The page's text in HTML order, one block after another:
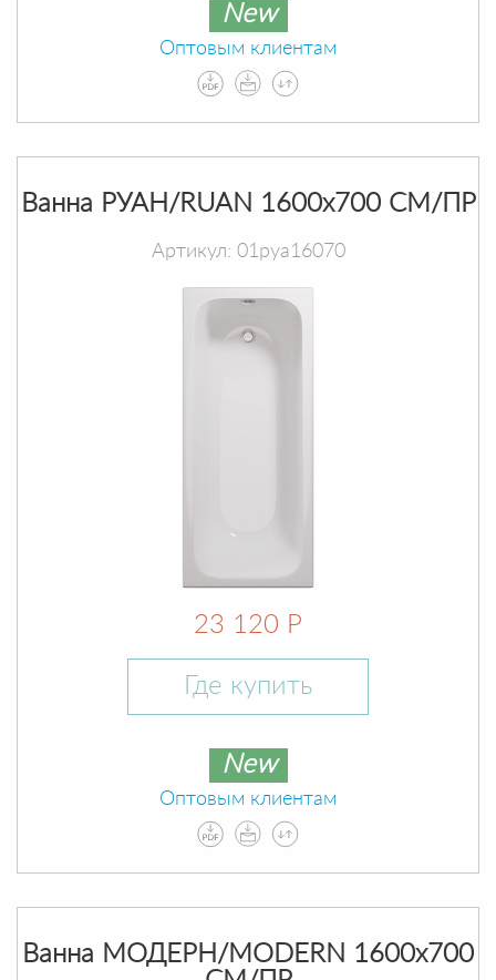
New
Оптовым клиентам
Ванна РУАН/RUAN 1600х700 СМ/ПР
Артикул: 01руа16070
23 120 Р
Где купить
New
Оптовым клиентам
Ванна МОДЕРН/MODERN 1600х700